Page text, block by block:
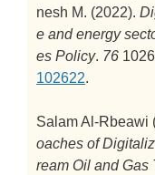
nesh M. (2022).
e and energy
es Policy. 76
102622.
Salam Al-Rbeawi
oaches of
ream Oil and Gas